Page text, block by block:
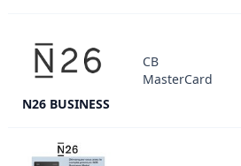
N26 BUSINESS
CB
MasterCard